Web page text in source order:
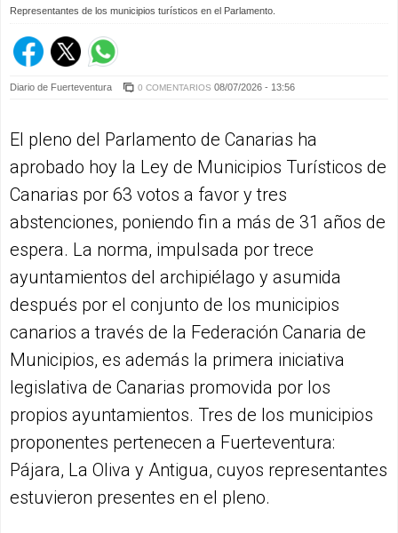
Representantes de los municipios turísticos en el Parlamento.
Diario de Fuerteventura 0 COMENTARIOS 08/07/2026 - 13:56
El pleno del Parlamento de Canarias ha
aprobado hoy la Ley de Municipios Turísticos de
Canarias por 63 votos a favor y tres
abstenciones, poniendo fin a más de 31 años de
espera. La norma, impulsada por trece
ayuntamientos del archipiélago y asumida
después por el conjunto de los municipios
canarios a través de la Federación Canaria de
Municipios, es además la primera iniciativa
legislativa de Canarias promovida por los
propios ayuntamientos. Tres de los municipios
proponentes pertenecen a Fuerteventura:
Pájara, La Oliva y Antigua, cuyos representantes
estuvieron presentes en el pleno.